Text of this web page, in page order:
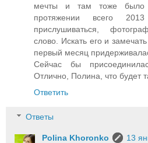
мечты и там тоже
протяжении всего 2013
прислушиваться,
слово. Искать его и
первый месяц
Сейчас бы
Отлично, Полина, что будет
Ответить
Ответы
Polina Khoronko
13